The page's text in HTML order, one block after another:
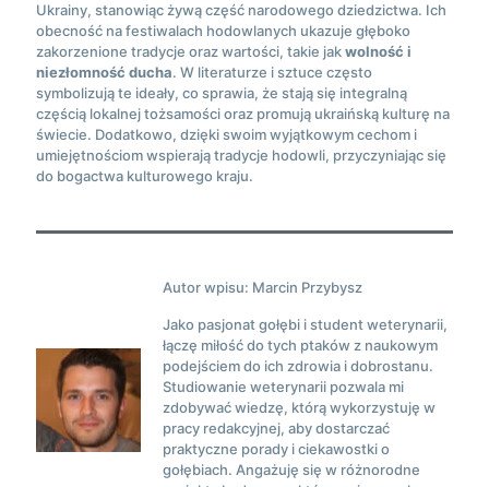
Ukrainy, stanowiąc żywą część narodowego dziedzictwa. Ich
obecność na festiwalach hodowlanych ukazuje głęboko
zakorzenione tradycje oraz wartości, takie jakwolność i
niezłomność ducha. W literaturze i sztuce często
symbolizują te ideały, co sprawia, że stają się integralną
częścią lokalnej tożsamości oraz promują ukraińską kulturę na
świecie. Dodatkowo, dzięki swoim wyjątkowym cechom i
umiejętnościom wspierają tradycje hodowli, przyczyniając się
do bogactwa kulturowego kraju.
Autor wpisu: Marcin Przybysz
Jako pasjonat gołębi i student weterynarii,
łączę miłość do tych ptaków z naukowym
podejściem do ich zdrowia i dobrostanu.
Studiowanie weterynarii pozwala mi
zdobywać wiedzę, którą wykorzystuję w
pracy redakcyjnej, aby dostarczać
praktyczne porady i ciekawostki o
gołębiach. Angażuję się w różnorodne